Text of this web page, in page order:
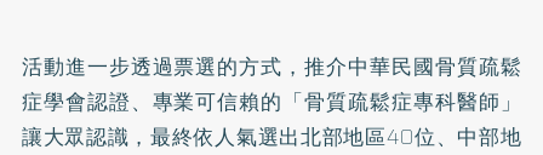
活動進一步透過票選的方式，推介中華民國骨質疏鬆
症學會認證、專業可信賴的「骨質疏鬆症專科醫師」
讓大眾認識，最終依人氣選出北部地區40位、中部地